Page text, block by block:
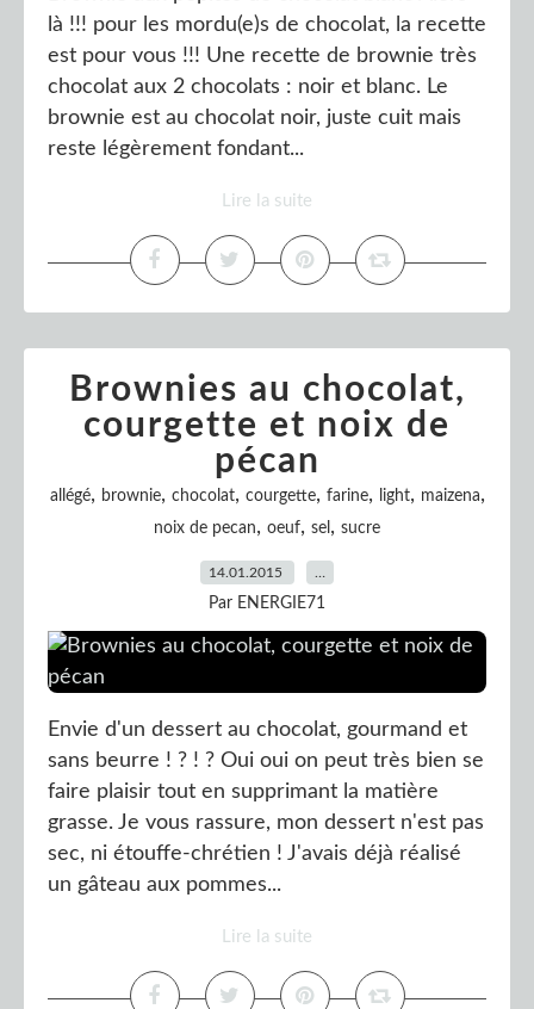
là !!! pour les mordu(e)s de chocolat, la recette
est pour vous !!! Une recette de brownie très
chocolat aux 2 chocolats : noir et blanc. Le
brownie est au chocolat noir, juste cuit mais
reste légèrement fondant...
Lire la suite
Brownies au chocolat,
courgette et noix de
pécan
allégé, brownie, chocolat, courgette, farine, light, maizena,
noix de pecan, oeuf, sel , sucre
14.01.2015
Par ENERGIE71
Envie d'un dessert au chocolat, gourmand et
sans beurre ! ? ! ? Oui oui on peut très bien se
faire plaisir tout en supprimant la matière
grasse. Je vous rassure, mon dessert n'est pas
sec, ni étouffe-chrétien ! J'avais déjà réalisé
un gâteau aux pommes...
Lire la suite